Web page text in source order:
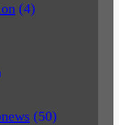
(4)
(50)